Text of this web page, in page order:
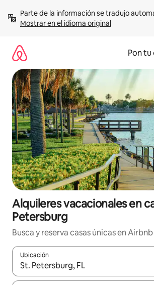
contenidoMostrar en el idioma original
Pon tu
Alquileres vacacionales en
Petersburg
Busca y reserva casas únicas en Airbnb
Ubicación
Cuando los resultados estén